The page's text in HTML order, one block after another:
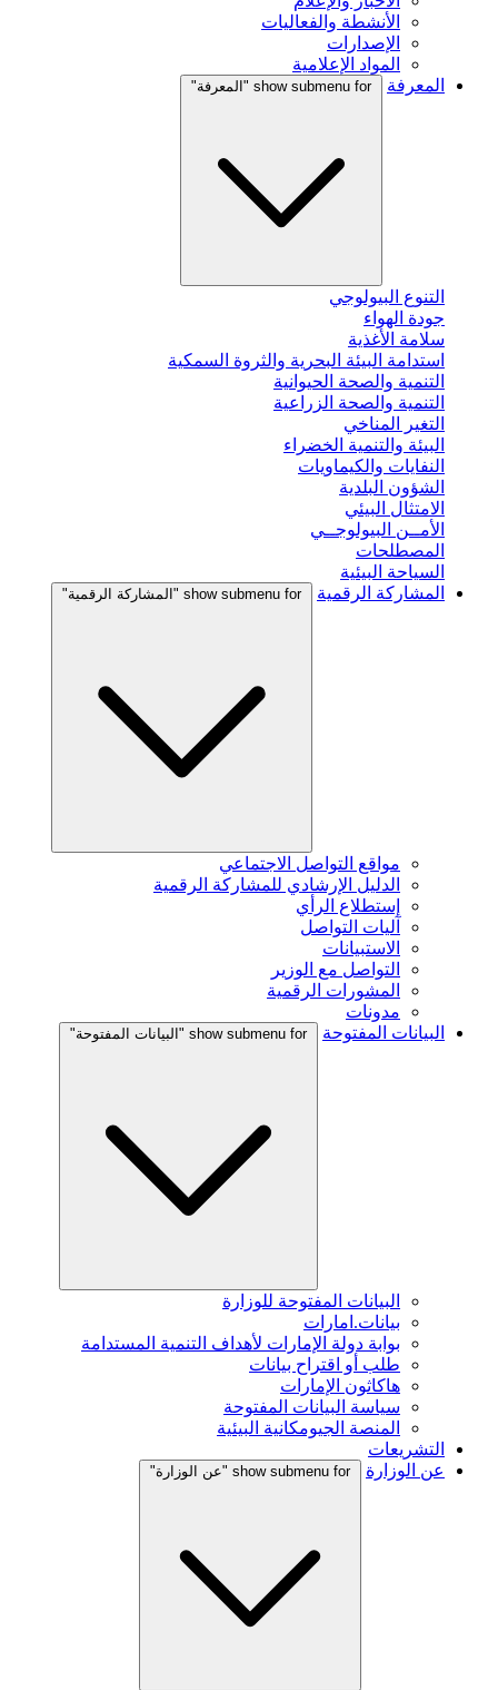
الأنشطة والفعاليات
الإصدارات
المواد الإعلامية
المعرفة
show submenu for "المعرفة"
التنوع البيولوجي
جودة الهواء
سلامة الأغذية
استدامة البيئة البحرية والثروة السمكية
التنمية والصحة الحيوانية
التنمية والصحة الزراعية
التغير المناخي
البيئة والتنمية الخضراء
النفايات والكيماويات
الشؤون البلدية
الامتثال البيئي
الأمــن البيولوجــي
المصطلحات
السياحة البيئية
المشاركة الرقمية
show submenu for "المشاركة الرقمية"
مواقع التواصل الاجتماعي
الدليل الإرشادي للمشاركة الرقمية
إستطلاع الرأي
آليات التواصل
الاستبيانات
التواصل مع الوزير
المشورات الرقمية
مدونات
البيانات المفتوحة
show submenu for "البيانات المفتوحة"
البيانات المفتوحة للوزارة
بيانات.امارات
بوابة دولة الإمارات لأهداف التنمية المستدامة
طلب أو اقتراح بيانات
هاكاثون الإمارات
سياسة البيانات المفتوحة
المنصة الجيومكانية البيئية
التشريعات
عن الوزارة
show submenu for "عن الوزارة"